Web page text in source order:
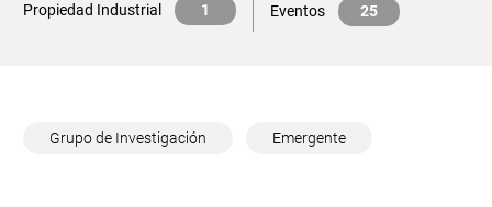
Propiedad Industrial 1 Eventos 25
Grupo de Investigación Emergente